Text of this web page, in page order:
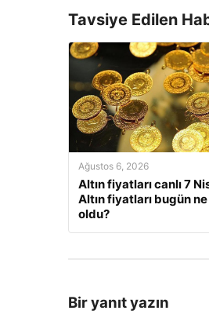
Tavsiye Edilen
Ağustos 6, 2026
Altın fiyatları canlı 7
Altın fiyatları bugün
oldu?
Bir yanıt yazın